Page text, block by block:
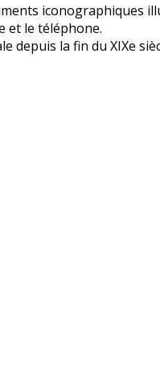
iconographiques
et le téléphone.
depuis la fin du XIXe